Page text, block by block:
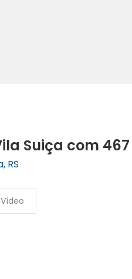
Suiça com 467
RS
Vídeo